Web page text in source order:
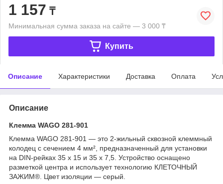
1 157 ₸
Минимальная сумма заказа на сайте — 3 000 ₸
Купить
Описание Характеристики Доставка Оплата
Описание
Клемма WAGO 281-901
Клемма WAGO 281-901 — это 2-жильный сквозной клеммный
колодец с сечением 4 мм², предназначенный для установки
на DIN-рейках 35 x 15 и 35 x 7,5. Устройство оснащено
разметкой центра и использует технологию КЛЕТОЧНЫЙ
ЗАЖИМ®. Цвет изоляции — серый.